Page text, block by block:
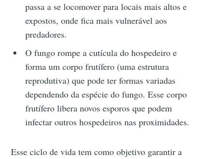
passa a se locomover para locais mais altos e
expostos, onde fica mais vulnerável aos
predadores.
O fungo rompe a cutícula do hospedeiro e
forma um corpo frutífero (uma estrutura
reprodutiva) que pode ter formas variadas
dependendo da espécie do fungo. Esse corpo
frutífero libera novos esporos que podem
infectar outros hospedeiros nas proximidades.
Esse ciclo de vida tem como objetivo garantir a